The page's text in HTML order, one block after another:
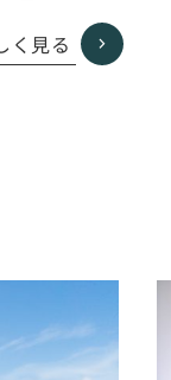
く見る